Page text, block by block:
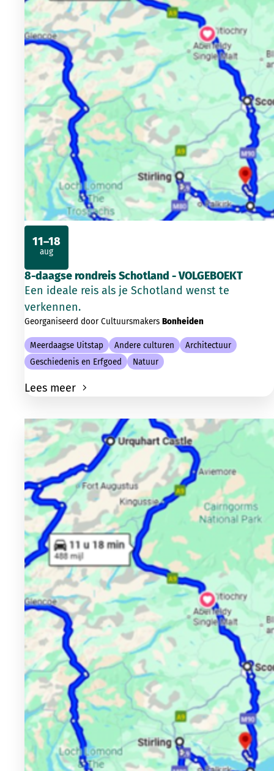
8-daagse rondreis Schotland - VOLGEBOEKT
Een ideale reis als je Schotland wenst te
verkennen.
Georganiseerd door Cultuursmakers Bonheiden
Meerdaagse Uitstap Andere culturen
Architectuur
Geschiedenis en Erfgoed
Natuur
Lees meer
11–18
aug
2026